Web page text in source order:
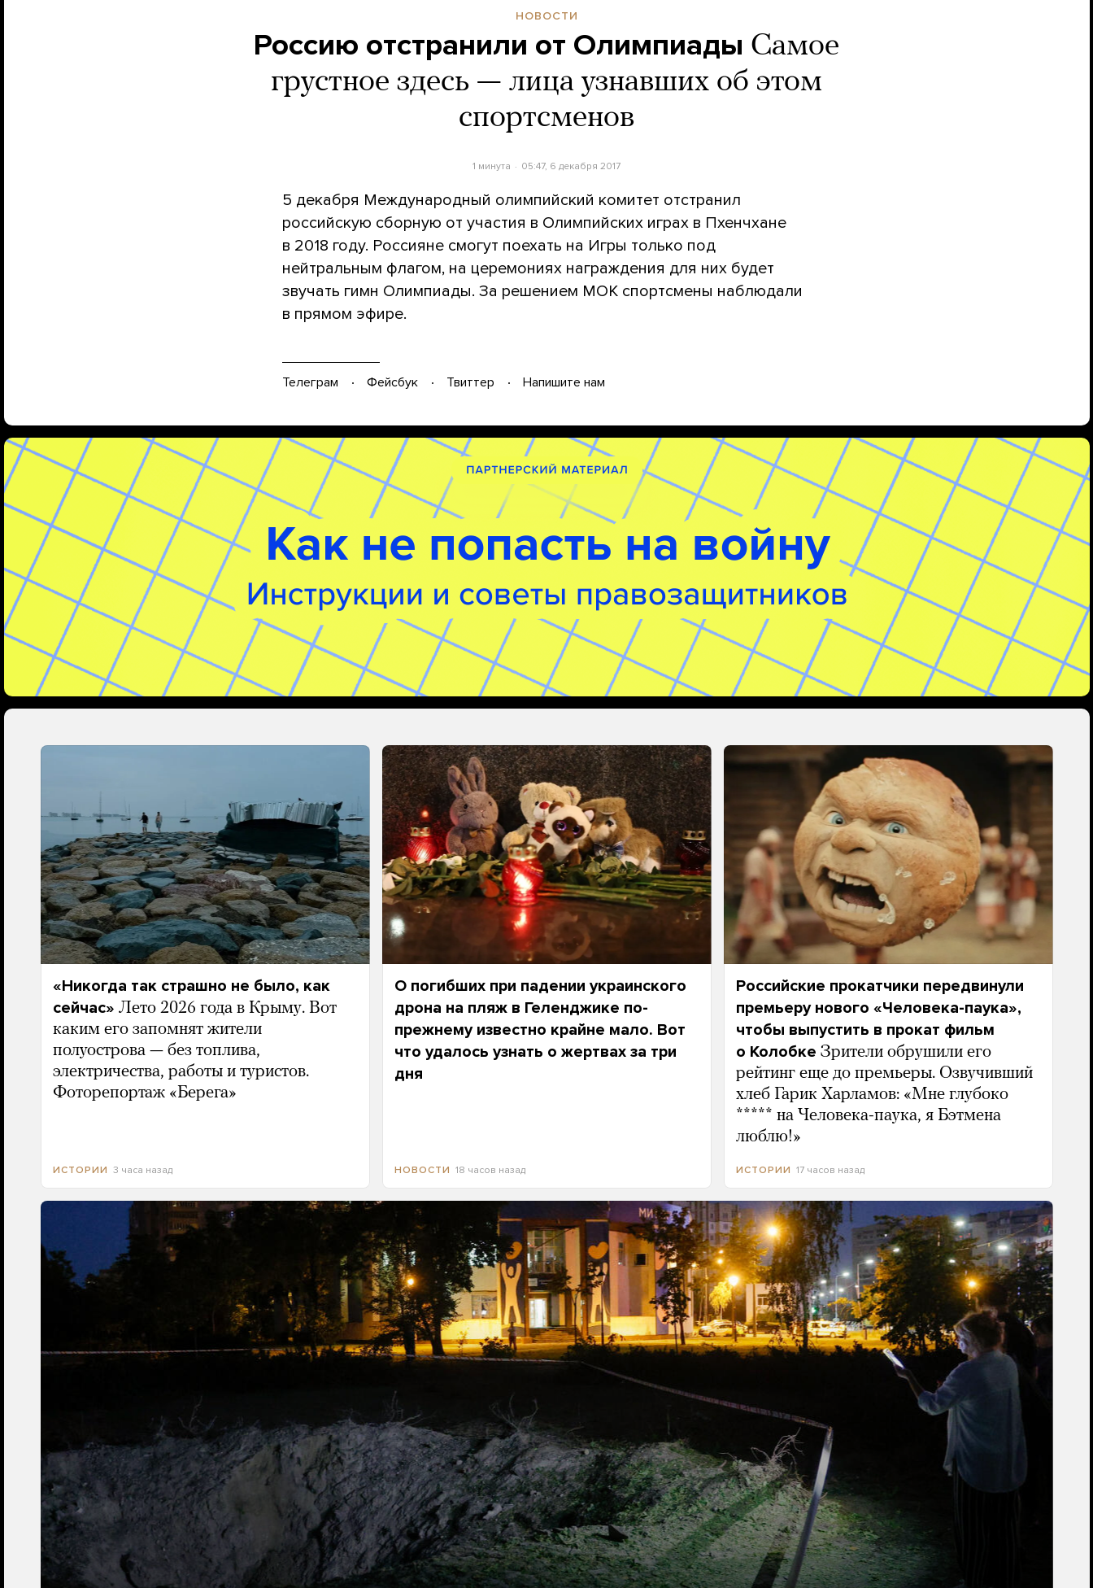
НОВОСТИ
Россию отстранили от Олимпиады Самое
грустное здесь — лица узнавших об этом
спортсменов
1 минута 05:47, 6 декабря 2017
5 декабря Международный олимпийский комитет отстранил
российскую сборную от участия в Олимпийских играх в Пхенчхане
в 2018 году. Россияне смогут поехать на Игры только под
нейтральным флагом, на церемониях награждения для них будет
звучать гимн Олимпиады. За решением МОК спортсмены наблюдали
в прямом эфире.
Телеграм Фейсбук Твиттер Напишите нам
«Никогда так страшно не было, как
сейчас» Лето 2026 года в Крыму. Вот
каким его запомнят жители
полуострова — без топлива,
электричества, работы и туристов.
Фоторепортаж «Берега»
ИСТОРИИ 3 часа назад
О погибших при падении украинского
дрона на пляж в Геленджике по-
прежнему известно крайне мало. Вот
что удалось узнать о жертвах за три
дня
НОВОСТИ 18 часов назад
Российские прокатчики передвинули
премьеру нового «Человека-паука»,
чтобы выпустить в прокат фильм
о Колобке Зрители обрушили его
рейтинг еще до премьеры. Озвучивший
хлеб Гарик Харламов: «Мне глубоко
***** на Человека-паука, я Бэтмена
люблю!»
ИСТОРИИ 17 часов назад